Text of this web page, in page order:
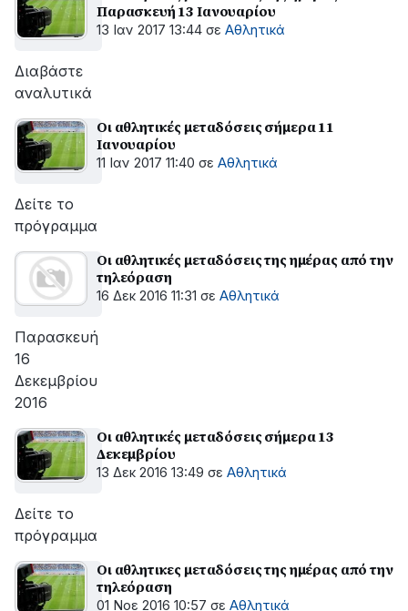
Παρασκευή 13 Ιανουαρίου
13 Ιαν 2017 13:44 σε Αθλητικά
Διαβάστε
αναλυτικά
Οι αθλητικές μεταδόσεις σήμερα 11
Ιανουαρίου
11 Ιαν 2017 11:40 σε Αθλητικά
Δείτε το
πρόγραμμα
Οι αθλητικές μεταδόσεις της ημέρας από την
τηλεόραση
16 Δεκ 2016 11:31 σε Αθλητικά
Παρασκευή
16
Δεκεμβρίου
2016
Οι αθλητικές μεταδόσεις σήμερα 13
Δεκεμβρίου
13 Δεκ 2016 13:49 σε Αθλητικά
Δείτε το
πρόγραμμα
Οι αθλητικες μεταδόσεις της ημέρας από την
τηλεόραση
01 Νοε 2016 10:57 σε Αθλητικά